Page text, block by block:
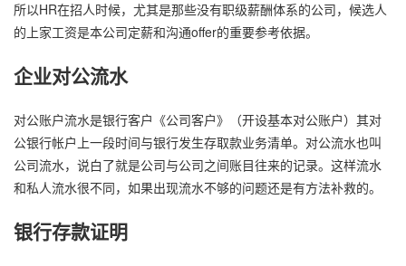
所以HR在招人时候，尤其是那些没有职级薪酬体系的公司，候选人
的上家工资是本公司定薪和沟通offer的重要参考依据。
企业对公流水
对公账户流水是银行客户《公司客户》（开设基本对公账户）其对
公银行帐户上一段时间与银行发生存取款业务清单。对公流水也叫
公司流水，说白了就是公司与公司之间账目往来的记录。这样流水
和私人流水很不同，如果出现流水不够的问题还是有方法补救的。
银行存款证明